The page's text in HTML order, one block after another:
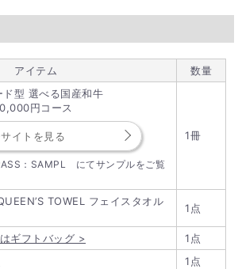
アイテム
数量
型 選べる国産和牛
円コース
イトを見る
：SAMPL にてサンプルをご覧
1冊
TOWEL フェイスタオル
1点
ギフトバッグ >
1点
1点